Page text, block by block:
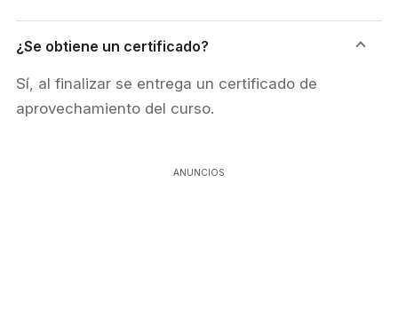
¿Se obtiene un certificado?
Sí, al finalizar se entrega un certificado de
aprovechamiento del curso.
ANUNCIOS